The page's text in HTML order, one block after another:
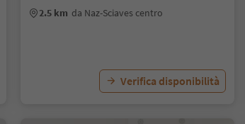
2.5 km da Naz-Sciaves centro
Verifica disponibilità